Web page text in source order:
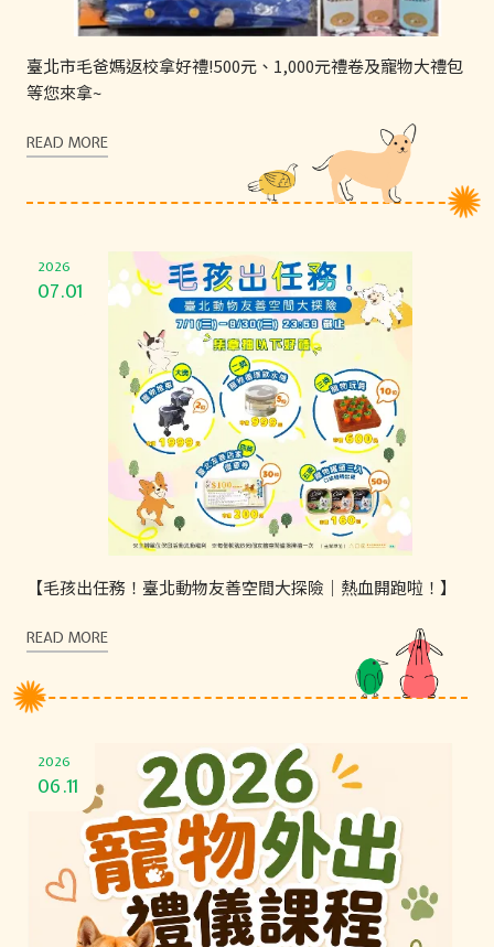
臺北市毛爸媽返校拿好禮!500元、1,000元禮卷及寵物大禮包
等您來拿~
READ MORE
2026
07.01
【毛孩出任務！臺北動物友善空間大探險｜熱血開跑啦！】
READ MORE
2026
06.11